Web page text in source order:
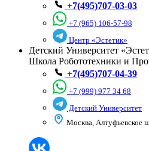
+7(495)707-03-03
+7 (965) 106-57-98
Центр «Эстетик»
Детский Университет
Школа Робототехники и
+7(495)707-04-39
+7 (999) 977 34 68
Детский Университет
Москва, Алтуфьевское